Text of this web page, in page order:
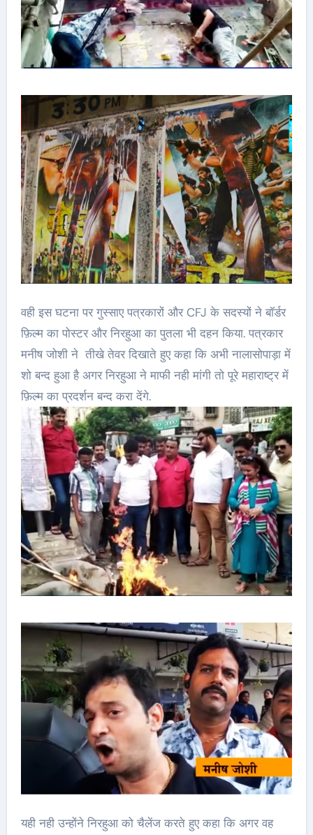
वही इस घटना पर गुस्साए पत्रकारों और CFJ के सदस्यों ने बॉर्डर
फ़िल्म का पोस्टर और निरहुआ का पुतला भी दहन किया. पत्रकार
मनीष जोशी ने तीखे तेवर दिखाते हुए कहा कि अभी नालासोपाड़ा में
शो बन्द हुआ है अगर निरहुआ ने माफी नही मांगी तो पूरे महाराष्ट्र में
फ़िल्म का प्रदर्शन बन्द करा देंगे.
यही नही उन्होंने निरहुआ को चैलेंज करते हुए कहा कि अगर वह